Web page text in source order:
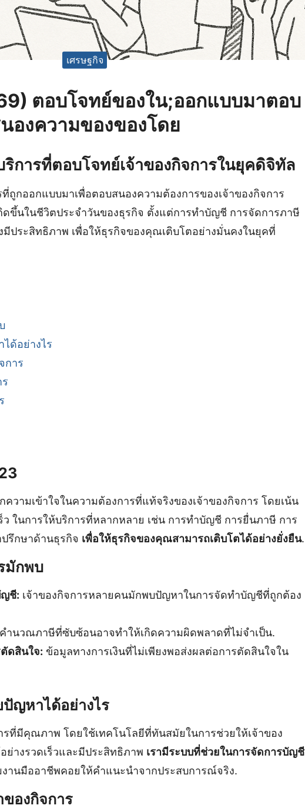
เศรษฐกิจ
ตอบโจทย์ของใน;ออกแบบมาตอบ
องความของของโดย
ริการที่ตอบโจทย์เจ้าของกิจการในยุคดิจิทัล
ที่ถูกออกแบบมาเพื่อตอบสนองความต้องการของเจ้าของกิจการ
ขึ้นในชีวิตประจำวันของธุรกิจ ตั้งแต่การทำบัญชี การจัดการภาษี
มีประสิทธิภาพ เพื่อให้ธุรกิจของคุณเติบโตอย่างมั่นคงในยุคที่
ด้อย่างไร
การ
วามเข้าใจในความต้องการที่แท้จริงของเจ้าของกิจการ โดยเน้น
ว ในการให้บริการที่หลากหลาย เช่น การทำบัญชี การยื่นภาษี การ
รึกษาด้านธุรกิจ เพื่อให้ธุรกิจของคุณสามารถเติบโตได้อย่างยั่งยืน.
มักพบ
ญชี: เจ้าของกิจการหลายคนมักพบปัญหาในการจัดทำบัญชีที่ถูกต้อง
ำนวณภาษีที่ซับซ้อนอาจทำให้เกิดความผิดพลาดที่ไม่จำเป็น.
ดสินใจ: ข้อมูลทางการเงินที่ไม่เพียงพอส่งผลต่อการตัดสินใจใน
ญหาได้อย่างไร
รที่มีคุณภาพ โดยใช้เทคโนโลยีที่ทันสมัยในการช่วยให้เจ้าของ
ย่างรวดเร็วและมีประสิทธิภาพ เรามีระบบที่ช่วยในการจัดการบัญชี
านมืออาชีพคอยให้คำแนะนำจากประสบการณ์จริง.
องกิจการ